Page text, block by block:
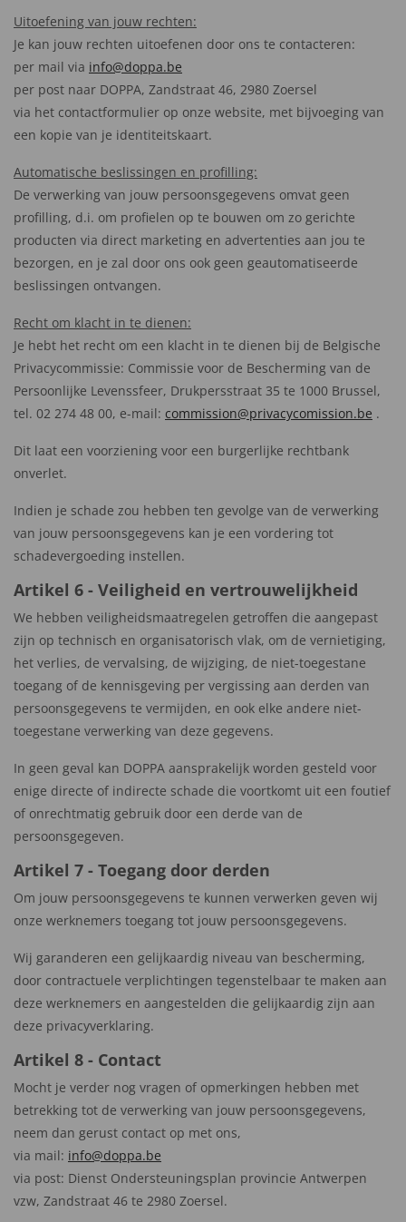
Uitoefening van jouw rechten:
Je kan jouw rechten uitoefenen door ons te contacteren:
per mail via info@doppa.be
per post naar DOPPA, Zandstraat 46, 2980 Zoersel
via het contactformulier op onze website, met bijvoeging van
een kopie van je identiteitskaart.
Automatische beslissingen en profilling:
De verwerking van jouw persoonsgegevens omvat geen
profilling, d.i. om profielen op te bouwen om zo gerichte
producten via direct marketing en advertenties aan jou te
bezorgen, en je zal door ons ook geen geautomatiseerde
beslissingen ontvangen.
Recht om klacht in te dienen:
Je hebt het recht om een klacht in te dienen bij de Belgische
Privacycommissie: Commissie voor de Bescherming van de
Persoonlijke Levenssfeer, Drukpersstraat 35 te 1000 Brussel,
tel. 02 274 48 00, e-mail: commission@privacycomission.be .
Dit laat een voorziening voor een burgerlijke rechtbank
onverlet.
Indien je schade zou hebben ten gevolge van de verwerking
van jouw persoonsgegevens kan je een vordering tot
schadevergoeding instellen.
Artikel 6 - Veiligheid en vertrouwelijkheid
We hebben veiligheidsmaatregelen getroffen die aangepast
zijn op technisch en organisatorisch vlak, om de vernietiging,
het verlies, de vervalsing, de wijziging, de niet-toegestane
toegang of de kennisgeving per vergissing aan derden van
persoonsgegevens te vermijden, en ook elke andere niet-
toegestane verwerking van deze gegevens.
In geen geval kan DOPPA aansprakelijk worden gesteld voor
enige directe of indirecte schade die voortkomt uit een foutief
of onrechtmatig gebruik door een derde van de
persoonsgegeven.
Artikel 7 - Toegang door derden
Om jouw persoonsgegevens te kunnen verwerken geven wij
onze werknemers toegang tot jouw persoonsgegevens.
Wij garanderen een gelijkaardig niveau van bescherming,
door contractuele verplichtingen tegenstelbaar te maken aan
deze werknemers en aangestelden die gelijkaardig zijn aan
deze privacyverklaring.
Artikel 8 - Contact
Mocht je verder nog vragen of opmerkingen hebben met
betrekking tot de verwerking van jouw persoonsgegevens,
neem dan gerust contact op met ons,
via mail: info@doppa.be
via post: Dienst Ondersteuningsplan provincie Antwerpen
vzw, Zandstraat 46 te 2980 Zoersel.